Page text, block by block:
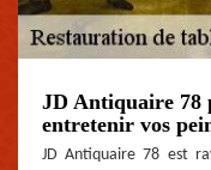
JD Antiquaire 78
entretenir vos
JD Antiquaire 78 est